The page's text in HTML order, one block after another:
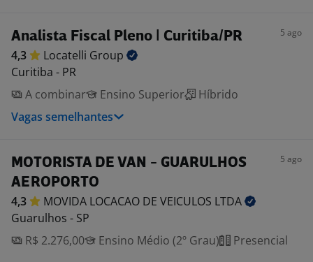
Analista Fiscal Pleno | Curitiba/PR 5 ago
4,3 Locatelli Group
Curitiba - PR
A combinar
Ensino Superior
Híbrido
Vagas semelhantes
MOTORISTA DE VAN - GUARULHOS
AEROPORTO
5 ago
4,3 MOVIDA LOCACAO DE VEICULOS LTDA
Guarulhos - SP
R$ 2.276,00
Ensino Médio (2º Grau) Presencial